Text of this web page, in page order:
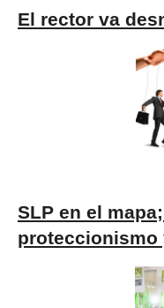
El rector va
SLP en el
proteccionismo